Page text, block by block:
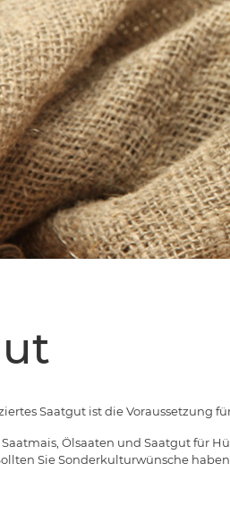
Saatgut ist die Voraussetzung
Ölsaaten und Saatgut für
Sie Sonderkulturwünsche